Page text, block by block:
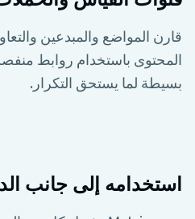
قارن المواضع والمبدعين
المحتوى باستخدام روابط
بسيطة لما يستحق التكرار.
استخدامه إلى جانب